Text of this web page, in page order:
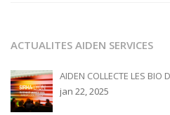
ACTUALITES AIDEN SERVICES
AIDEN COLLECTE LES BIO
jan 22, 2025